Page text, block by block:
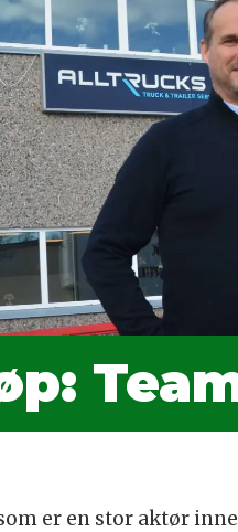
er en stor aktør